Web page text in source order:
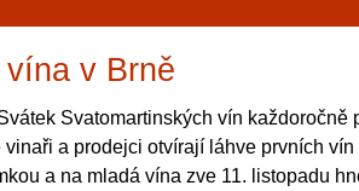
v Brně
Svatomartinských vín každoročně
a prodejci otvírají láhve prvních vín
a na mladá vína zve 11. listopadu
Průvodce
rulety po video automaty
Brno je městem známým pro
restaurace, divadla a univerzity.